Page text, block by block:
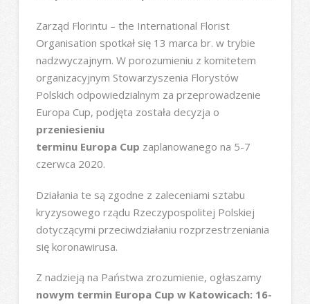
Zarząd Florintu – the International Florist
Organisation spotkał się 13 marca br. w trybie
nadzwyczajnym. W porozumieniu z komitetem
organizacyjnym Stowarzyszenia Florystów
Polskich odpowiedzialnym za przeprowadzenie
Europa Cup, podjęta została decyzja o
przeniesieniu
terminu Europa Cup zaplanowanego na 5-7
czerwca 2020.
Działania te są zgodne z zaleceniami sztabu
kryzysowego rządu Rzeczypospolitej Polskiej
dotyczącymi przeciwdziałaniu rozprzestrzeniania
się koronawirusa.
Z nadzieją na Państwa zrozumienie, ogłaszamy
nowym termin Europa Cup w Katowicach: 16-